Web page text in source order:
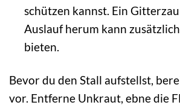
schützen kannst. Ein
Auslauf herum kann
bieten.
Bevor du den Stall aufstellst,
vor. Entferne Unkraut, ebne die